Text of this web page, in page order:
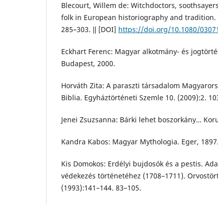
Blecourt, Willem de: Witchdoctors,
folk in European historiography and tradition.
285–303. ǁ [DOI] https://doi.org/10.1080/
Eckhart Ferenc: Magyar alkotmány- és
Budapest, 2000.
Horváth Zita: A paraszti társadalom
Biblia. Egyháztörténeti Szemle 10. (2009):2.
Jenei Zsuzsanna: Bárki lehet boszorkány…
Kandra Kabos: Magyar Mythologia. Eger, 1897.
Kis Domokos: Erdélyi bujdosók és a pestis.
védekezés történetéhez (1708–1711).
(1993):141–144. 83–105.